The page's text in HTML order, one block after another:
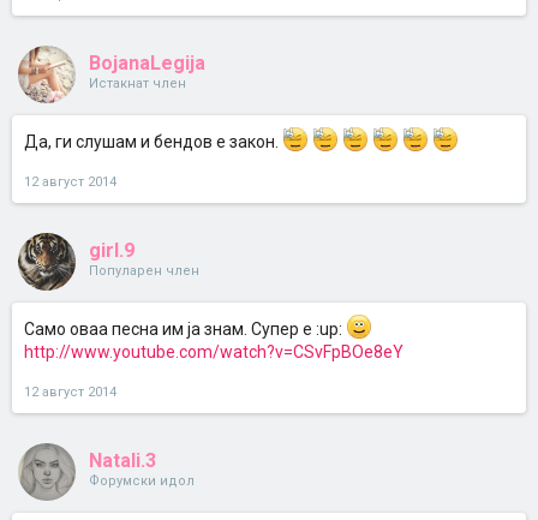
BojanaLegija
Истакнат член
Да, ги слушам и бендов е закон.
12 август 2014
girl.9
Популарен член
Само оваа песна им ја знам. Супер е :up:
http://www.youtube.com/watch?v=CSvFpBOe8eY
12 август 2014
Natali.3
Форумски идол